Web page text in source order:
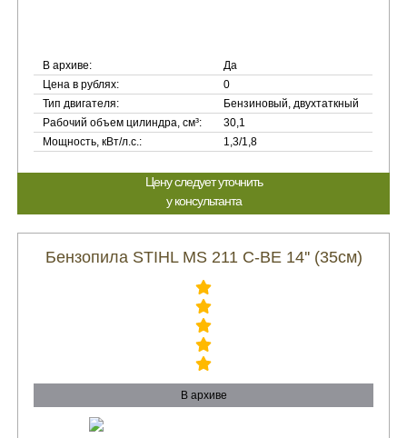
В архиве:
Да
Цена в рублях:
0
Тип двигателя:
Бензиновый, двухтаткный
Рабочий объем цилиндра, см³:
30,1
Мощность, кВт/л.с.:
1,3/1,8
Цену следует уточнить
у консультанта
Бензопила STIHL MS 211 C-BE 14'' (35см)
В архиве